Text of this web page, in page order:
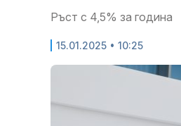
Ръст с 4,5% за година
15.01.2025 • 10:25